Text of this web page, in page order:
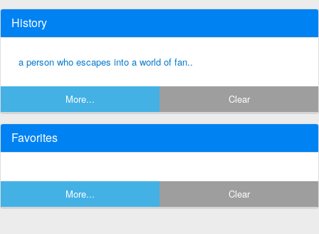
History
a person who escapes into a world of fan..
More... Clear
Favorites
More... Clear